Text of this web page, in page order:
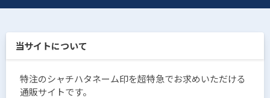
当サイトについて
特注のシャチハタネーム印を超特急でお求めいただける
通販サイトです。